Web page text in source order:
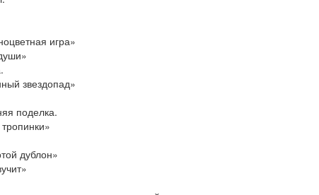
игра»
звездопад»
поделка.
дублон»